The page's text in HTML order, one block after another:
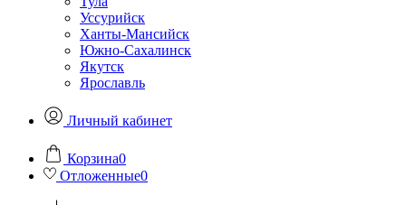
Уссурийск
Ханты-Мансийск
Южно-Сахалинск
Якутск
Ярославль
Личный кабинет
Корзина0
Отложенные0